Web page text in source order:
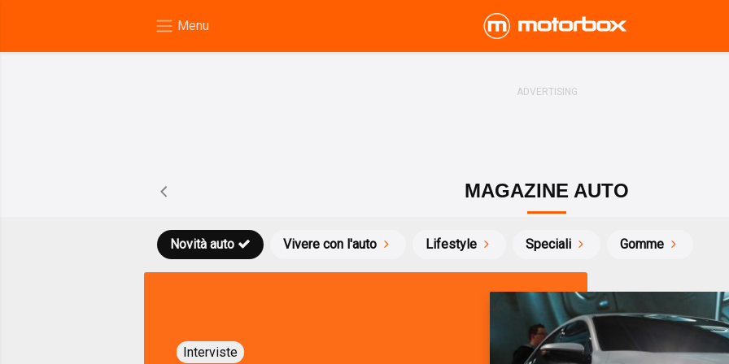
MAGAZINE AUTO
Novità auto Vivere con l'auto Lifestyle Speciali Gomme
Interviste